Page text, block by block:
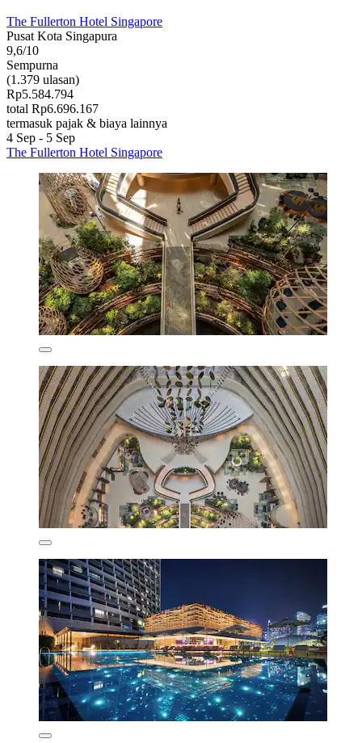
The Fullerton Hotel Singapore
Pusat Kota Singapura
9,6/10
Sempurna
(1.379 ulasan)
Rp5.584.794
total Rp6.696.167
termasuk pajak & biaya lainnya
4 Sep - 5 Sep
The Fullerton Hotel Singapore